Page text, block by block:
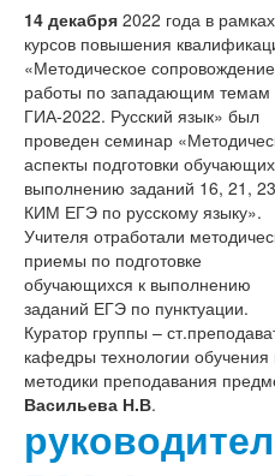
14 декабря 2022 года в рамках
курсов повышения
«Методическое сопровождение
работы по западающим темам
ГИА-2022. Русский язык» был
проведен семинар
аспекты подготовки
выполнению заданий 16, 21, 23
КИМ ЕГЭ по русскому языку».
Учителя отработали
приемы по подготовке
обучающихся к выполнению
заданий ЕГЭ по пунктуации.
Куратор группы –
кафедры технологии обучения
методики преподавания
Васильева Н.В.